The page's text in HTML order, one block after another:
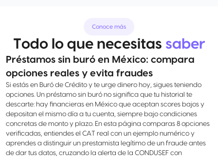
Conoce más
Todo lo que necesitas saber
Préstamos sin buró en México: compara
opciones reales y evita fraudes
Si estás en Buró de Crédito y te urge dinero hoy, sigues teniendo
opciones. Un préstamo sin buró no significa que tu historial te
descarte: hay financieras en México que aceptan scores bajos y
depositan el mismo día a tu cuenta, siempre bajo condiciones
concretas de monto y plazo. En esta página comparas 8 opciones
verificadas, entiendes el CAT real con un ejemplo numérico y
aprendes a distinguir un prestamista legítimo de un fraude antes
de dar tus datos, cruzando la alerta de la CONDUSEF con